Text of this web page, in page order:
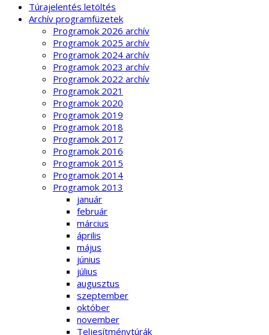
Túrajelentés letöltés
Archív programfüzetek
Programok 2026 archív
Programok 2025 archív
Programok 2024 archív
Programok 2023 archív
Programok 2022 archív
Programok 2021
Programok 2020
Programok 2019
Programok 2018
Programok 2017
Programok 2016
Programok 2015
Programok 2014
Programok 2013
január
február
március
április
május
június
július
augusztus
szeptember
október
november
Teljesítménytúrák